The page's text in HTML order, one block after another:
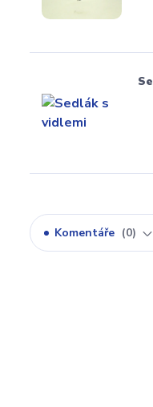
Komentáře 0